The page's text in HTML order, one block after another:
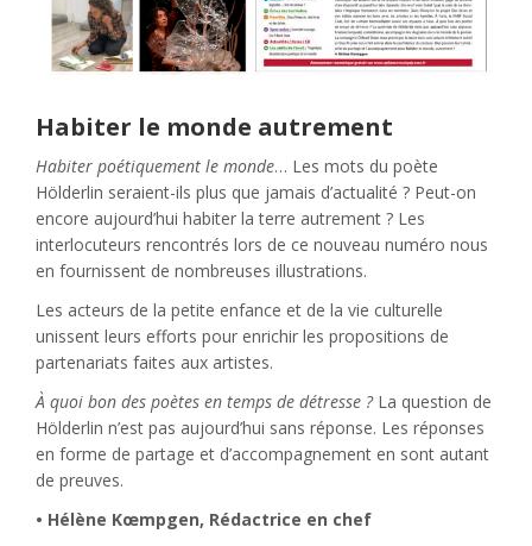
Habiter le monde autrement
Habiter poétiquement le monde… Les mots du poète
Hölderlin seraient-ils plus que jamais d’actualité ? Peut-on
encore aujourd’hui habiter la terre autrement ? Les
interlocuteurs rencontrés lors de ce nouveau numéro nous
en fournissent de nombreuses illustrations.
Les acteurs de la petite enfance et de la vie culturelle
unissent leurs efforts pour enrichir les propositions de
partenariats faites aux artistes.
À quoi bon des poètes en temps de détresse ? La question de
Hölderlin n’est pas aujourd’hui sans réponse. Les réponses
en forme de partage et d’accompagnement en sont autant
de preuves.
• Hélène Kœmpgen, Rédactrice en chef